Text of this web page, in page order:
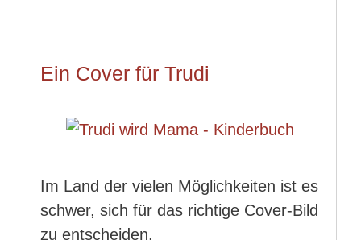
Ein Cover für Trudi
Im Land der vielen Möglichkeiten ist es
schwer, sich für das richtige Cover-Bild
zu entscheiden.